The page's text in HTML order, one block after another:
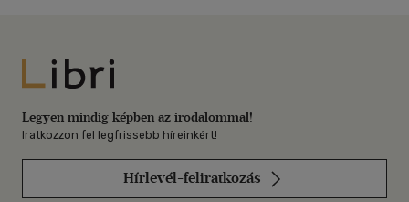
Libri
Legyen mindig képben az irodalommal!
Iratkozzon fel legfrissebb híreinkért!
Hírlevél-feliratkozás